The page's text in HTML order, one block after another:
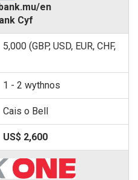
en
Cyf
5,000 (GBP, USD, EUR, CHF,
1 - 2 wythnos
Cais o Bell
US$ 2,600